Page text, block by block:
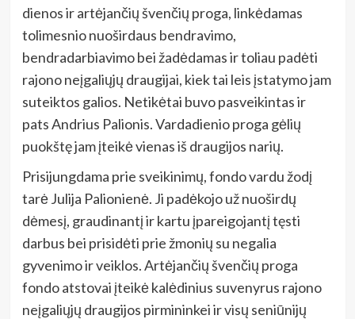
dienos ir artėjančių švenčių proga, linkėdamas
tolimesnio nuoširdaus bendravimo,
bendradarbiavimo bei žadėdamas ir toliau padėti
rajono neįgaliųjų draugijai, kiek tai leis įstatymo jam
suteiktos galios. Netikėtai buvo pasveikintas ir
pats Andrius Palionis. Vardadienio proga gėlių
puokštę jam įteikė vienas iš draugijos narių.
Prisijungdama prie sveikinimų, fondo vardu žodį
tarė Julija Palionienė. Ji padėkojo už nuoširdų
dėmesį, graudinantį ir kartu įpareigojantį tęsti
darbus bei prisidėti prie žmonių su negalia
gyvenimo ir veiklos. Artėjančių švenčių proga
fondo atstovai įteikė kalėdinius suvenyrus rajono
neįgaliųjų draugijos pirmininkei ir visų seniūnijų